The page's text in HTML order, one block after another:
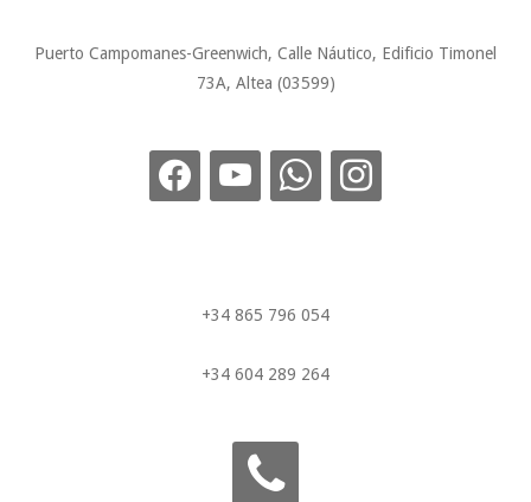
Puerto Campomanes-Greenwich, Calle Náutico, Edificio Timonel
73A, Altea (03599)
+34 865 796 054
+34 604 289 264